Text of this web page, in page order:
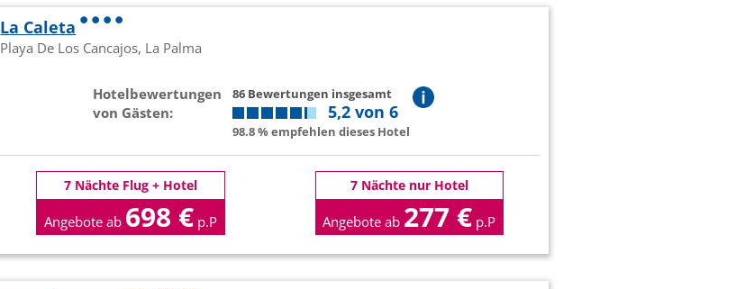
La Caleta
Playa De Los Cancajos, La Palma
Hotelbewertungen
von Gästen:
86 Bewertungen insgesamt
5,2 von 6
98.8 % empfehlen dieses Hotel
7 Nächte Flug + Hotel
Angebote ab 698 € p.P
7 Nächte nur Hotel
Angebote ab 277 € p.P